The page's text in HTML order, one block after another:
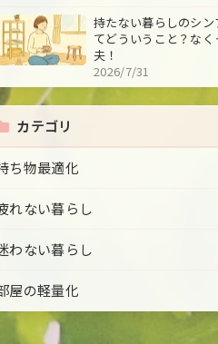
持たない暮らしのシン
てどういうこと？なく
夫！
2026/7/31
カテゴリ
ち物最適化
れない暮らし
わない暮らし
屋の軽量化